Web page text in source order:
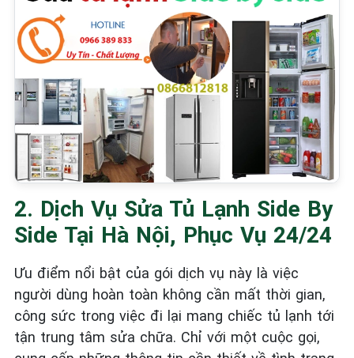
2. Dịch Vụ Sửa Tủ Lạnh Side By
Side Tại Hà Nội, Phục Vụ 24/24
Ưu điểm nổi bật của gói dịch vụ này là việc
người dùng hoàn toàn không cần mất thời gian,
công sức trong việc đi lại mang chiếc tủ lạnh tới
tận trung tâm sửa chữa. Chỉ với một cuộc gọi,